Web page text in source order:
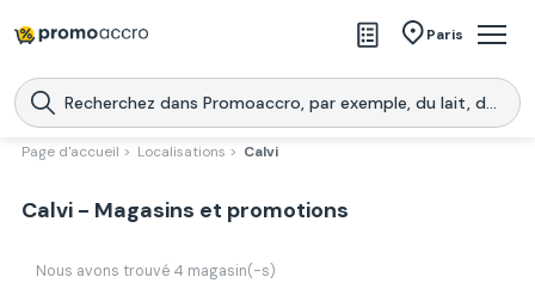
Paris
Magasins
Produits
Promoaccro
Page d'accueil > Localisations > Calvi
Calvi - Magasins et promotions
Nous avons trouvé 4 magasin(-s)